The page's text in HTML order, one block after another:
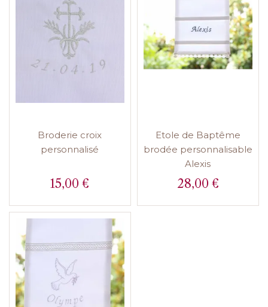
Broderie croix
personnalisé
Prix
15,00 €
Etole de Baptême
brodée personnalisable
Alexis
Prix
28,00 €